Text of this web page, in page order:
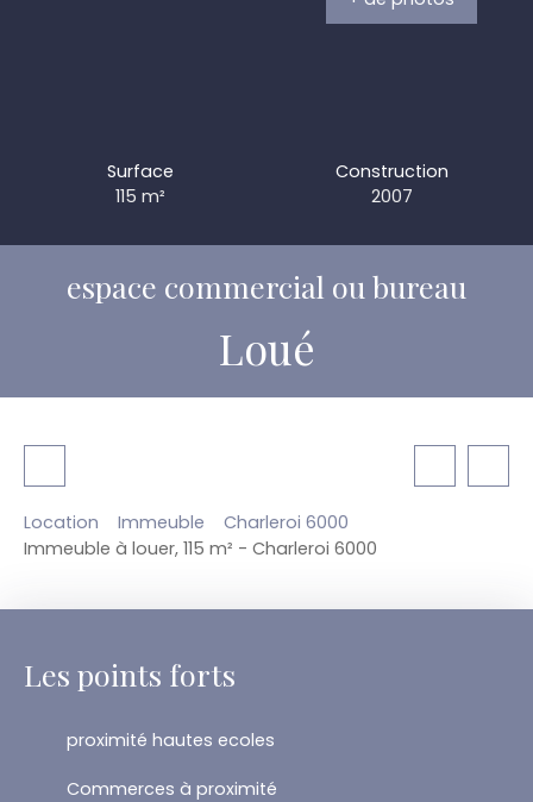
Surface
115m²
Construction
2007
espace commercial ou bureau
Loué
Location Immeuble
Charleroi 6000
Immeuble à louer, 115 m² - Charleroi 6000
Les points forts
proximité hautes ecoles
Commerces à proximité